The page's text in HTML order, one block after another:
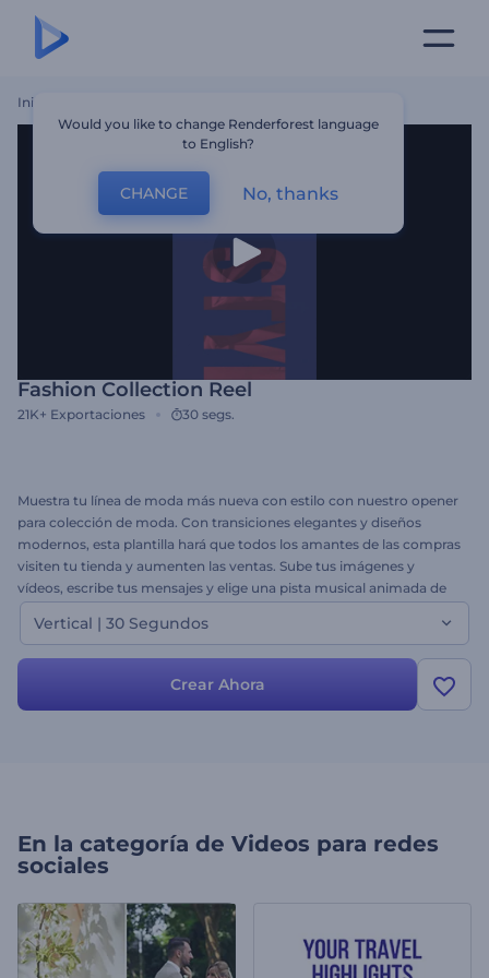
Inicio
Fashion Collection Reel
21K+ Exportaciones 30 segs.
Muestra tu línea de moda más nueva con estilo con nuestro opener
para colección de moda. Con transiciones elegantes y diseños
modernos, esta plantilla hará que todos los amantes de las compras
visiten tu tienda y aumenten las ventas. Sube tus imágenes y
vídeos, escribe tus mensajes y elige una pista musical animada de
fondo. Perfecta para lanzar colecciones de temporada,
promocionar piezas de diseñador o crear vídeos promocionales
Vertical | 30 Segundos
Crear Ahora
En la categoría de Videos para redes
sociales
Would you like to change Renderforest language
to English?
CHANGE No, thanks